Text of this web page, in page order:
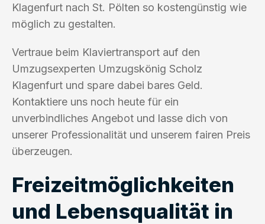
Klagenfurt nach St. Pölten so kostengünstig wie
möglich zu gestalten.
Vertraue beim Klaviertransport auf den
Umzugsexperten Umzugskönig Scholz
Klagenfurt und spare dabei bares Geld.
Kontaktiere uns noch heute für ein
unverbindliches Angebot und lasse dich von
unserer Professionalität und unserem fairen Preis
überzeugen.
Freizeitmöglichkeiten
und Lebensqualität in